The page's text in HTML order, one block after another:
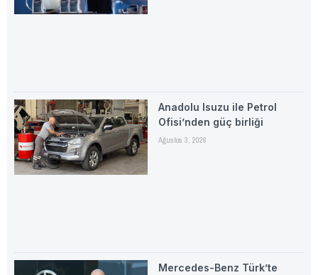
Anadolu Isuzu ile Petrol
Ofisi’nden güç birliği
Ağustos 3, 2026
Mercedes-Benz Türk’te